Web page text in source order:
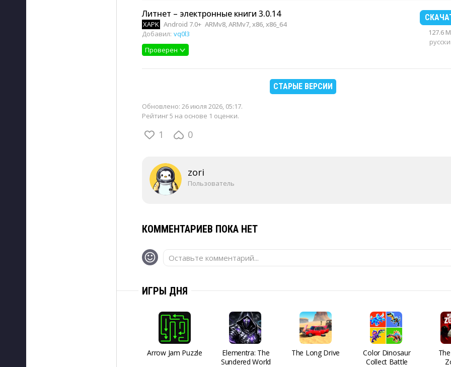
Литнет – электронные книги 3.0.14
XAPK Android 7.0+ ARMv8, ARMv7, x86, x86_64
Добавил: vq0l3
Проверен
127.6
СТАРЫЕ ВЕРСИИ
Обновлено: 26 июля 2026, 05:17.
Рейтинг 5 на основе 1 оценки.
1 0
zori
Пользователь
КОММЕНТАРИЕВ ПОКА НЕТ
Оставьте комментарий...
ИГРЫ ДНЯ
Arrow Jam Puzzle
Elementra: The
Sundered World
The Long Drive
Color Dinosaur
Collect Battle